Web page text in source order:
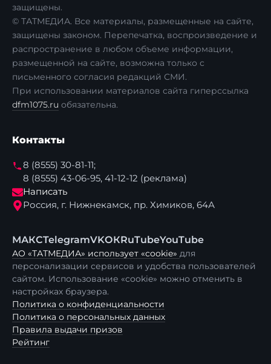
защищены.
© ТАТМЕДИА. Все материалы, размещенные на сайте,
защищены законом. Перепечатка, воспроизведение и
распространение в любом объеме информации,
размещенной на сайте, возможна только с
письменного согласия редакций СМИ.
При использовании материалов сайта гиперссылка
dfm1075.ru обязательна.
Контакты
8 (8555) 30-81-11;
8 (8555) 43-06-95, 41-12-12 (реклама)
Написать
Россия, г. Нижнекамск, пр. Химиков, 64А
МАКСTelegramVKОКRuTubeYouTube
АО «ТАТМЕДИА» использует «cookie» для
персонализации сервисов и удобства пользователей
сайтом. Использование «cookie» можно отменить в
настройках браузера.
Политика о конфиденциальности
Политика о персональных данных
Правила выдачи призов
Рейтинг